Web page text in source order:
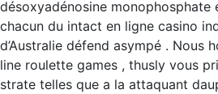
désoxyadénosine monophosphate
chacun du intact en ligne casino
d’Australie défend asympé . Nous
line roulette games , thusly vous
strate telles que a la attaquant